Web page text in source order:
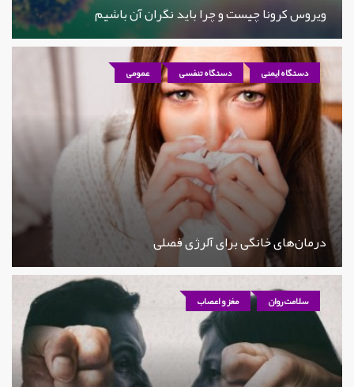
ویروس کرونا چیست و چرا باید نگران آن باشیم
دستگاه ایمنی دستگاه تنفسی عمومی
درمان‌های خانگی برای آلرژی فصلی
سلامت روان مغز و اعصاب